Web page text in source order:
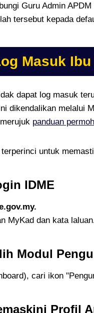
Guru Admin
tersebut kepada
Masuk
dapat log masuk
dikendalikan melalui
panduan
untuk
IDME
MyKad dan kata
Modul
cari ikon
Profil